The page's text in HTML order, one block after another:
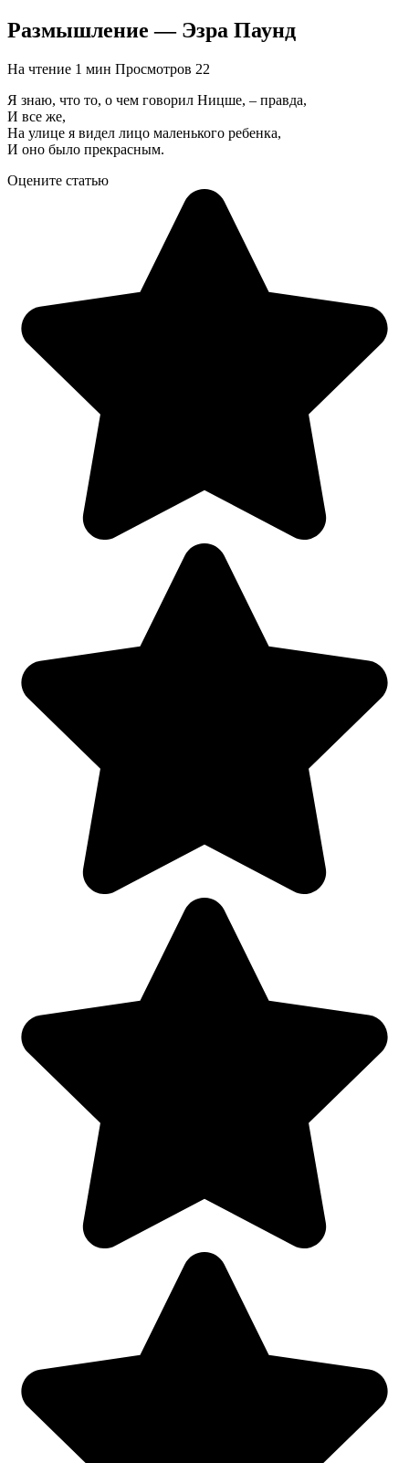
Размышление — Эзра Паунд
На чтение 1 мин Просмотров 22
Я знаю, что то, о чем говорил Ницше, – правда,
И все же,
На улице я видел лицо маленького ребенка,
И оно было прекрасным.
Оцените статью